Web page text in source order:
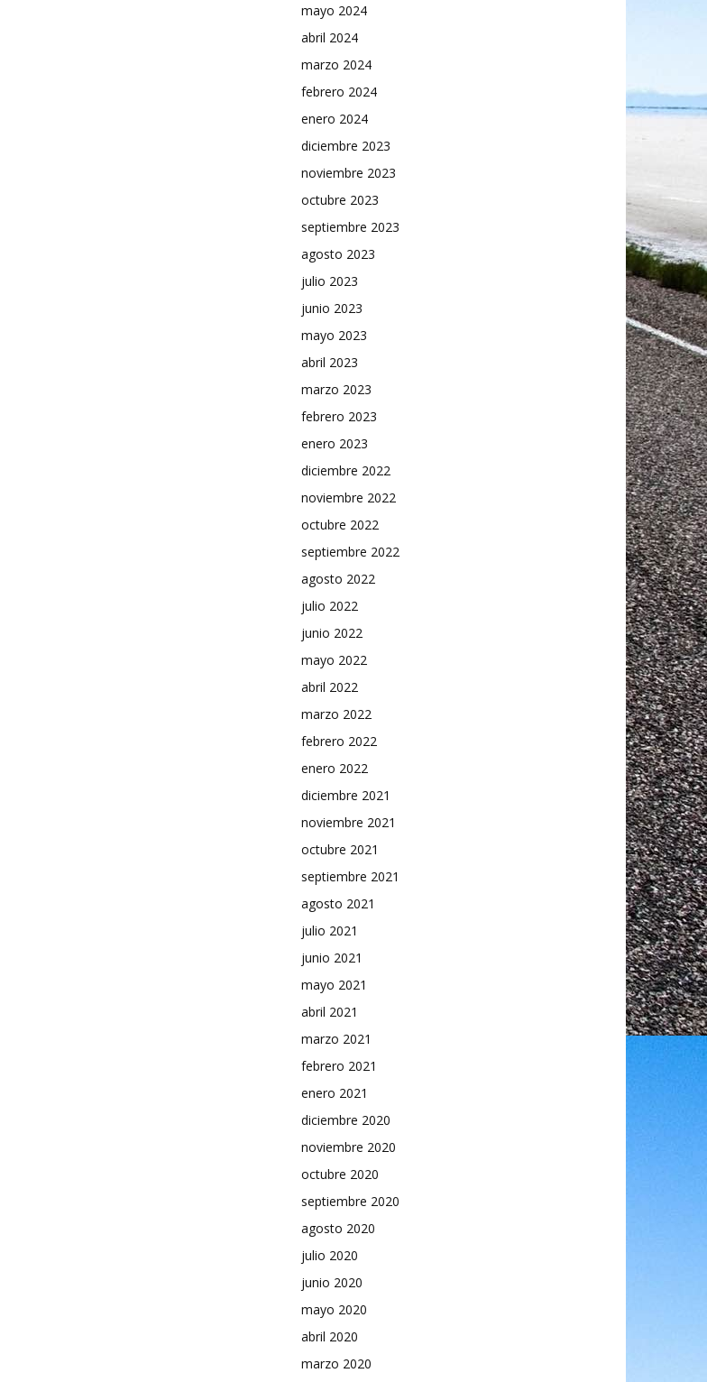
mayo 2024
abril 2024
marzo 2024
febrero 2024
enero 2024
diciembre 2023
noviembre 2023
octubre 2023
septiembre 2023
agosto 2023
julio 2023
junio 2023
mayo 2023
abril 2023
marzo 2023
febrero 2023
enero 2023
diciembre 2022
noviembre 2022
octubre 2022
septiembre 2022
agosto 2022
julio 2022
junio 2022
mayo 2022
abril 2022
marzo 2022
febrero 2022
enero 2022
diciembre 2021
noviembre 2021
octubre 2021
septiembre 2021
agosto 2021
julio 2021
junio 2021
mayo 2021
abril 2021
marzo 2021
febrero 2021
enero 2021
diciembre 2020
noviembre 2020
octubre 2020
septiembre 2020
agosto 2020
julio 2020
junio 2020
mayo 2020
abril 2020
marzo 2020